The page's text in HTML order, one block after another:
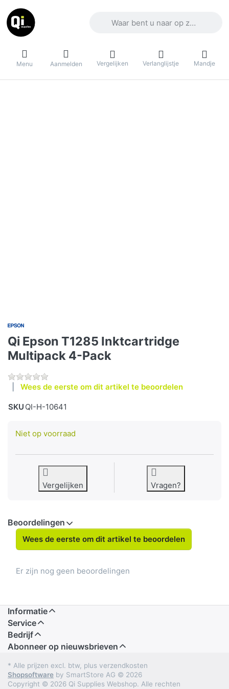
Menu Aanmelden Vergelijken Verlanglijstje Mandje
Qi Epson T1285 Inktcartridge
Multipack 4-Pack
Wees de eerste om dit artikel te beoordelen
SKU QI-H-10641
Niet op voorraad
Vergelijken Vragen?
Beoordelingen
Wees de eerste om dit artikel te beoordelen
Er zijn nog geen beoordelingen
Informatie
Service
Bedrijf
Abonneer op nieuwsbrieven
* Alle prijzen excl. btw, plus verzendkosten
Shopsoftware by SmartStore AG © 2026
Copyright © 2026 Qi Supplies Webshop. Alle rechten